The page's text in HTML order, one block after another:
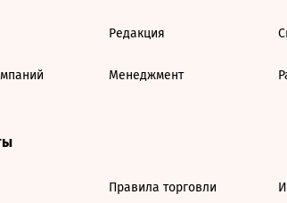
Редакция
Менеджмент
Правила торговли